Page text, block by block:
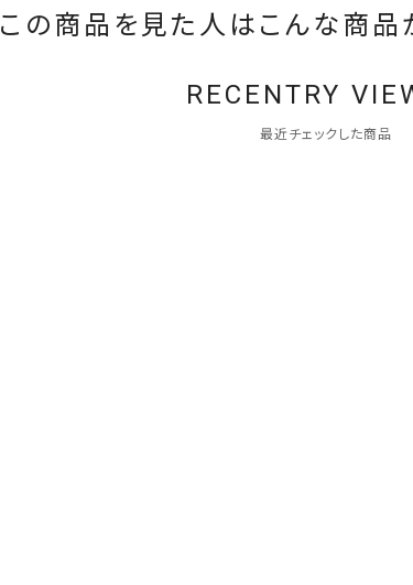
この商品を見た人はこんな商品
RECENTRY
最近チェックした商品